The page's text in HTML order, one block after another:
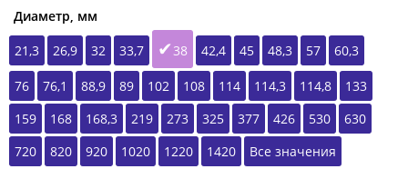
Диаметр, мм
21,3
26,9 32 33,7 38 42,4 45 48,3 57 60,3
76 76,1 88,9 89 102 108 114 114,3 114,8
133
159
168 168,3 219 273 325 377 426 530
630
720
820 920 1020 1220 1420 Все значения